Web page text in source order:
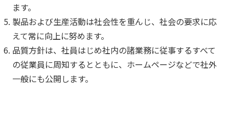
ます。
製品および生産活動は社会性を重んじ、社会の要求に応
えて常に向上に努めます。
品質方針は、社員はじめ社内の諸業務に従事するすべて
の従業員に周知するとともに、ホームページなどで社外
一般にも公開します。